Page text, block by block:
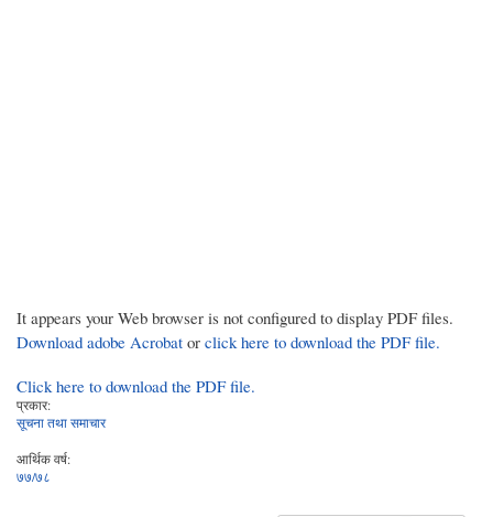
It appears your Web browser is not configured to display PDF files.
Download adobe Acrobat or click here to download the PDF file.
Click here to download the PDF file.
प्रकार:
सूचना तथा समाचार
आर्थिक वर्ष:
७७/७८